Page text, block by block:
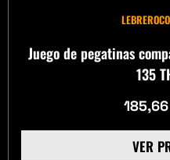
LEBRERO
Juego de pegatinas
135
185,66
VER